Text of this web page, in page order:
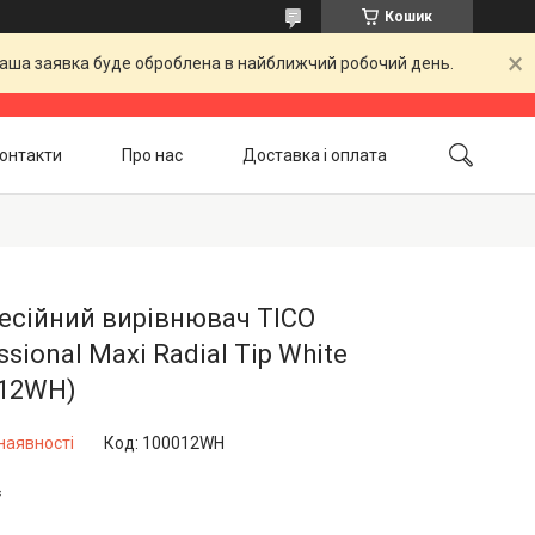
Кошик
заявка буде оброблена в найближчий робочий день.
Про нас Доставка і оплата
вирівнювач TICO
Maxi Radial Tip White
Код: 100012WH